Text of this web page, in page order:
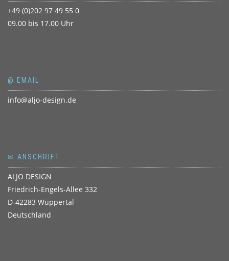
+49 (0)202 97 49 55 0
09.00 bis 17.00 Uhr
@ EMAIL
info@aljo-design.de
✉ ANSCHRIFT
ALJO DESIGN
Friedrich-Engels-Allee 332
D-42283 Wuppertal
Deutschland